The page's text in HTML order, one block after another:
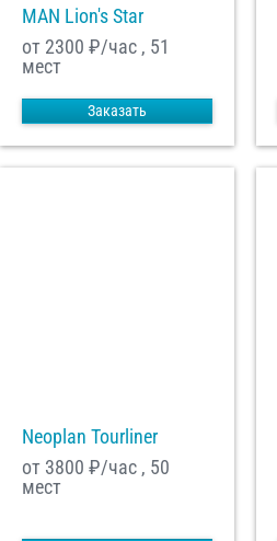
MAN Lion's Star
от 2300 ₽/час , 51
мест
Заказать
Neoplan Tourliner
от 3800 ₽/час , 50
мест